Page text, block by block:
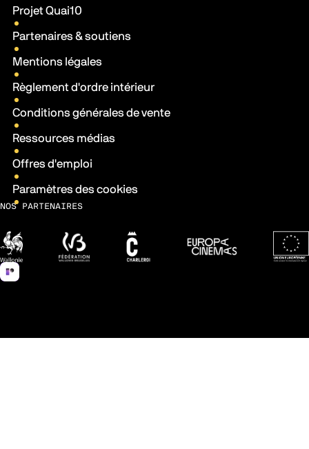
Liens pratiques
Projet Quai10
Partenaires & soutiens
Mentions légales
Règlement d'ordre intérieur
Conditions générales de vente
Ressources médias
Offres d'emploi
Paramètres des cookies
NOS PARTENAIRES
Wallonie Fédération Wallonie-Bruxelles
Ville de CharleroiEuropa Cinemas